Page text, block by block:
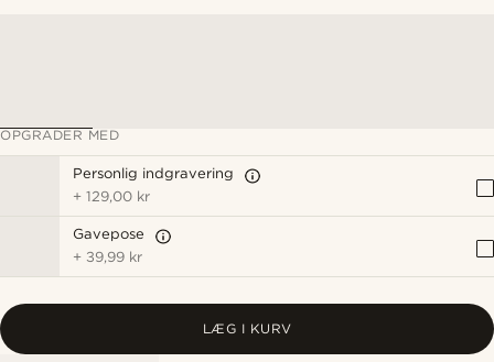
OPGRADER MED
Personlig indgravering
+129,00 kr
Gavepose
+ 39,99 kr
LÆG I KURV